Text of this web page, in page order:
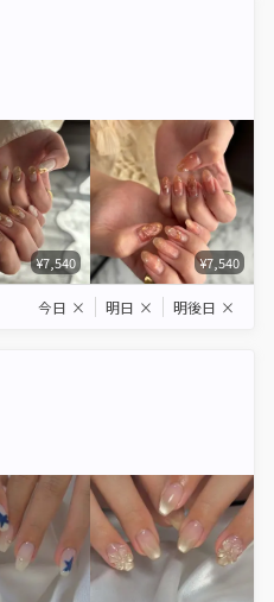
¥7,540 ¥7,540
今日 × 明日 × 明後日 ×